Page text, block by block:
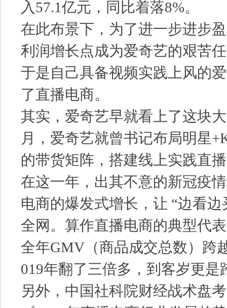
入57.1亿元，同比着落8%。
在此布景下，为了进一步进步
利润增长点成为爱奇艺的艰苦
于是自己具备视频实践上风的
了直播电商。
其实，爱奇艺早就看上了这块
月，爱奇艺就曾书记布局明星
的带货矩阵，搭建线上实践直
在这一年，出其不意的新冠疫
电商的爆发式增长，让 “边看
全网。算作直播电商的典型代
全年GMV（商品成交总数）跨
019年翻了三倍多，到客岁更是
另外，中国社科院财经战术盘